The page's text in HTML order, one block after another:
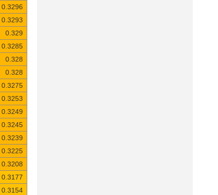
0.3296
0.3293
0.329
0.3285
0.328
0.328
0.3275
0.3253
0.3249
0.3245
0.3239
0.3225
0.3208
0.3177
0.3154